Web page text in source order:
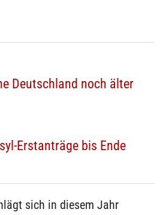
Deutschland noch älter
Erstanträge bis Ende
sich in diesem Jahr